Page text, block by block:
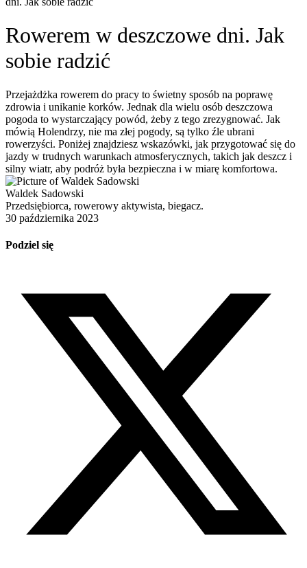
Rowerem w deszczowe dni. Jak
sobie radzić
Przejażdżka rowerem do pracy to świetny sposób na poprawę
zdrowia i unikanie korków. Jednak dla wielu osób deszczowa
pogoda to wystarczający powód, żeby z tego zrezygnować. Jak
mówią Holendrzy, nie ma złej pogody, są tylko źle ubrani
rowerzyści. Poniżej znajdziesz wskazówki, jak przygotować się do
jazdy w trudnych warunkach atmosferycznych, takich jak deszcz i
silny wiatr, aby podróż była bezpieczna i w miarę komfortowa.
Waldek Sadowski
Przedsiębiorca, rowerowy aktywista, biegacz.
30 października 2023
Podziel się